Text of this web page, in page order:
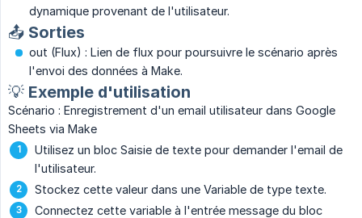
dynamique provenant de l'utilisateur.
📤 Sorties
out (Flux) : Lien de flux pour poursuivre le scénario après
l'envoi des données à Make.
💡 Exemple d'utilisation
Scénario : Enregistrement d'un email utilisateur dans Google
Sheets via Make
Utilisez un bloc Saisie de texte pour demander l'email de
l'utilisateur.
Stockez cette valeur dans une Variable de type texte.
Connectez cette variable à l'entrée message du bloc